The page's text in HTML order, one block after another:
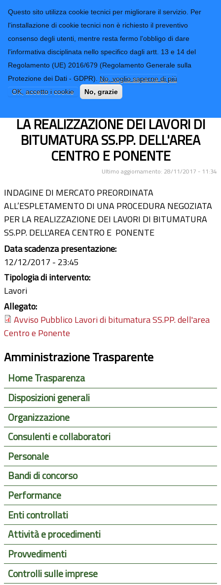
Questo sito utilizza cookie tecnici per migliorare il servizio. Per
l'installazione di cookie tecnici non è richiesto il preventivo
consenso degli utenti, mentre resta fermo l'obbligo di dare
l'informativa disciplinata nello specifico dagli artt. 13 e 14 del
Regolamento (UE) 2016/679 (Regolamento Generale sulla
Protezione dei Dati - GDPR). No, voglio saperne di più
OK, accetto i cookie
No, grazie
Provincia di
Imperia
CONTATTI-URP
TRASPARENZA
Form di ricerca
INDAGINE DI MERCATO
PREORDINATA ALL’ESPLETAMENTO
LA REALIZZAZIONE DEI LAVORI DI
BITUMATURA SS.PP. DELL'AREA
CENTRO E PONENTE
Ultimo aggiornamento: 28/11/2017 - 11:34
INDAGINE DI MERCATO PREORDINATA
ALL’ESPLETAMENTO DI UNA PROCEDURA NEGOZIATA
PER LA REALIZZAZIONE DEI LAVORI DI BITUMATURA
SS.PP. DELL'AREA CENTRO E PONENTE
Data scadenza presentazione:
12/12/2017 - 23:45
Tipologia di intervento:
Lavori
Allegato:
Avviso Pubblico Lavori di bitumatura SS.PP. dell'area
Centro e Ponente
Amministrazione Trasparente
Home Trasparenza
Disposizioni generali
Organizzazione
Consulenti e collaboratori
Personale
Bandi di concorso
Performance
Enti controllati
Attività e procedimenti
Provvedimenti
Controlli sulle imprese